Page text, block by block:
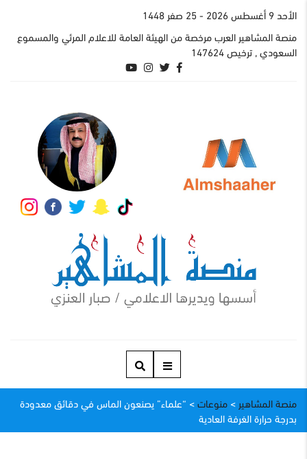
اﻷحد 9 أغسطس 2026
- 25 صفر 1448
منصة المشاهير العرب مرخصة من الهيئة العامة للاعلام المرئي والمسموع
السعودي , ترخيص 147624
منصة المشاهير > منوعات> “علماء” يصنعون الماس في دقائق معدودة
بدرجة حرارة الغرفة العادية